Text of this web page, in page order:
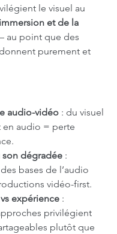
le visuel au
immersion et de la
au point que des
purement et
audio-vidéo : du visuel
en audio = perte
dégradée :
bases de l’audio
vidéo-first.
expérience :
privilégient
plutôt que